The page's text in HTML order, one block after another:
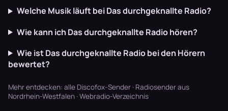
Welche Musik läuft bei Das durchgeknallte Radio?
Wie kann ich Das durchgeknallte Radio hören?
Wie ist Das durchgeknallte Radio bei den Hörern
bewertet?
Mehr entdecken: alle Discofox-Sender · Radiosender aus
Nordrhein-Westfalen · Webradio-Verzeichnis